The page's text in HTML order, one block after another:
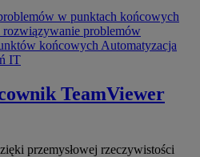
w punktach końcowych
rozwiązywanie problemów
końcowych Automatyzacja
IT
TeamViewer
przemysłowej rzeczywistości